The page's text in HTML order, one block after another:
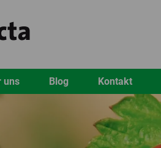
uns Blog Kontakt